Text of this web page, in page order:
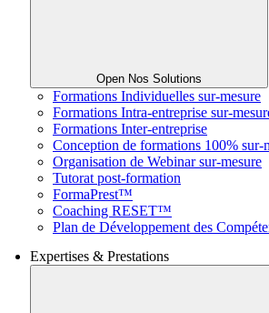
Open Nos Solutions
Formations Individuelles sur-mesure
Formations Intra-entreprise sur-
Formations Inter-entreprise
Conception de formations 100% sur-
Organisation de Webinar sur-mesure
Tutorat post-formation
FormaPrest™
Coaching RESET™
Plan de Développement des
Expertises & Prestations